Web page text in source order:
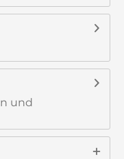
und